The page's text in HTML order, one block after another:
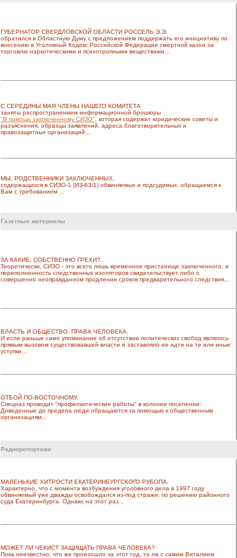
ГУБЕРНАТОР СВЕРДЛОВСКОЙ ОБЛАСТИ РОССЕЛЬ Э.Э.
обратился в Областную Думу с предложением поддержать его инициативу по
внесению в Уголовный Кодекс Российской Федерации смертной казни за
торговлю наркотическими и психотропными веществами...
С СЕРЕДИНЫ МАЯ ЧЛЕНЫ НАШЕГО КОМИТЕТА
заняты распространением информационной брошюры
"В помощь заключенному СИЗО" , которая содержит юридические советы и
разъяснения, образцы заявлений, адреса благотворительных и
правозащитных организаций...
МЫ, РОДСТВЕННИКИ ЗАКЛЮЧЕННЫХ,
содержащихся в СИЗО-1 (ИЗ-63/1) обвиняемых и подсудимых, обращаемся к
Вам с требованием ...
Газетные материалы
ЗА КАКИЕ, СОБСТВЕННО ГРЕХИ?..
Теоретически, СИЗО - это всего лишь временное пристанище заключенного, и
переполненность следственных изоляторов свидетельствует либо о
совершенно неоправданном продлении сроков предварительного следствия...
ВЛАСТЬ И ОБЩЕСТВО. ПРАВА ЧЕЛОВЕКА.
И если раньше само упоминание об отсутствии политических свобод являлось
прямым вызовом существовавшей власти и заставляло ее идти на те или иные
уступки...
ОТБОЙ ПО-ВОСТОЧНОМУ.
Спецназ проводит "профилактические работы" в колонии поселении:
Доведенные до предела люди обращаются за помощью к общественным
организациям...
Радиорепортажи
МАЛЕНЬКИЕ ХИТРОСТИ ЕКАТЕРИНБУРГСКОГО РУБОПА.
Характерно, что с момента возбуждения уголовного дела в 1997 году
обвиняемый уже дважды освобождался из-под стражи, по решению районного
суда Екатеринбурга. Однако на этот раз...
МОЖЕТ ЛИ ЧЕКИСТ ЗАЩИЩАТЬ ПРАВА ЧЕЛОВЕКА?
Пока неизвестно, что же произошло за этот год, то ли с самим Виталием